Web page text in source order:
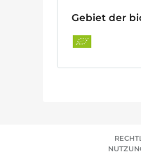
Gebiet der